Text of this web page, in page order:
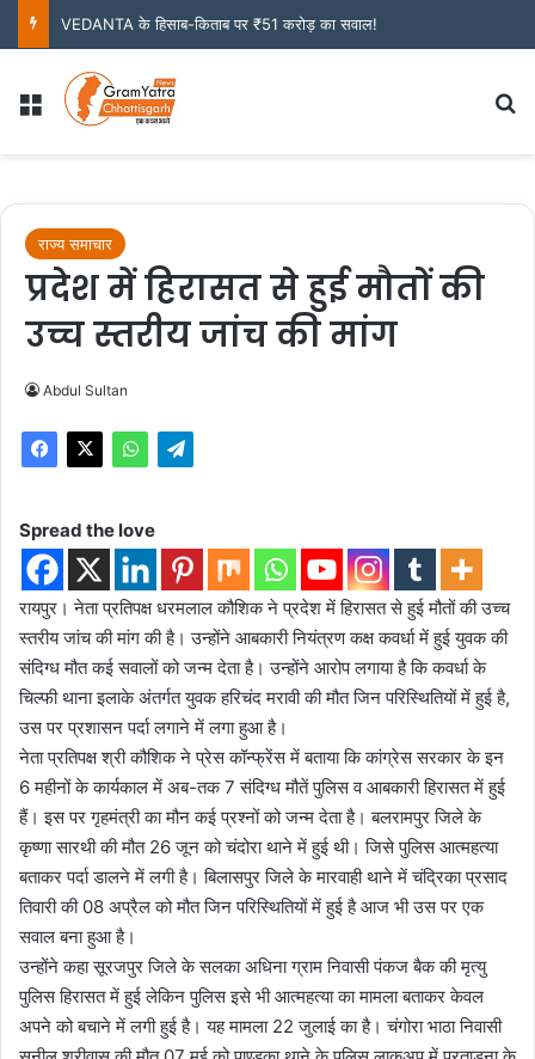
VEDANTA के हिसाब-किताब पर ₹51 करोड़ का सवाल!
Menu
राज्य समाचार
प्रदेश में हिरासत से हुई मौतों की
उच्च स्तरीय जांच की मांग
Abdul Sultan
Spread the love
रायपुर। नेता प्रतिपक्ष धरमलाल कौशिक ने प्रदेश में हिरासत से हुई मौतों की उच्च
स्तरीय जांच की मांग की है। उन्होंने आबकारी नियंत्रण कक्ष कवर्धा में हुई युवक की
संदिग्ध मौत कई सवालों को जन्म देता है। उन्होंने आरोप लगाया है कि कवर्धा के
चिल्फी थाना इलाके अंतर्गत युवक हरिचंद मरावी की मौत जिन परिस्थितियों में हुई है,
उस पर प्रशासन पर्दा लगाने में लगा हुआ है।
नेता प्रतिपक्ष श्री कौशिक ने प्रेस कॉन्फ्रेंस में बताया कि कांग्रेस सरकार के इन
6 महीनों के कार्यकाल में अब-तक 7 संदिग्ध मौतें पुलिस व आबकारी हिरासत में हुई
हैं। इस पर गृहमंत्री का मौन कई प्रश्नों को जन्म देता है। बलरामपुर जिले के
कृष्णा सारथी की मौत 26 जून को चंदोरा थाने में हुई थी। जिसे पुलिस आत्महत्या
बताकर पर्दा डालने में लगी है। बिलासपुर जिले के मारवाही थाने में चंद्रिका प्रसाद
तिवारी की 08 अप्रैल को मौत जिन परिस्थितियों में हुई है आज भी उस पर एक
सवाल बना हुआ है।
उन्होंने कहा सूरजपुर जिले के सलका अधिना ग्राम निवासी पंकज बैक की मृत्यु
पुलिस हिरासत में हुई लेकिन पुलिस इसे भी आत्महत्या का मामला बताकर केवल
अपने को बचाने में लगी हुई है। यह मामला 22 जुलाई का है। चंगोरा भाठा निवासी